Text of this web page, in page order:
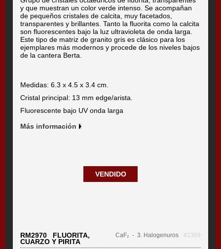
y que muestran un color verde intenso. Se acompañan
de pequeños cristales de calcita, muy facetados,
transparentes y brillantes. Tanto la fluorita como la calcita
son fluorescentes bajo la luz ultravioleta de onda larga.
Este tipo de matriz de granito gris es clásico para los
ejemplares más modernos y procede de los niveles bajos
de la cantera Berta.
Medidas: 6.3 x 4.5 x 3.4 cm.
Cristal principal: 13 mm edge/arista.
Fluorescente bajo UV onda larga
Más información
VENDIDO
RM2970 FLUORITA,
CUARZO Y PIRITA
CaF₂ - 3. Halogenuros #2369